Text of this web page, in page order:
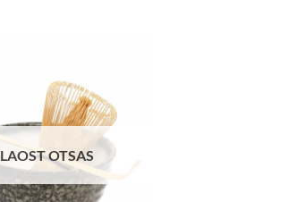
lemmikuks
LAOST OTSAS